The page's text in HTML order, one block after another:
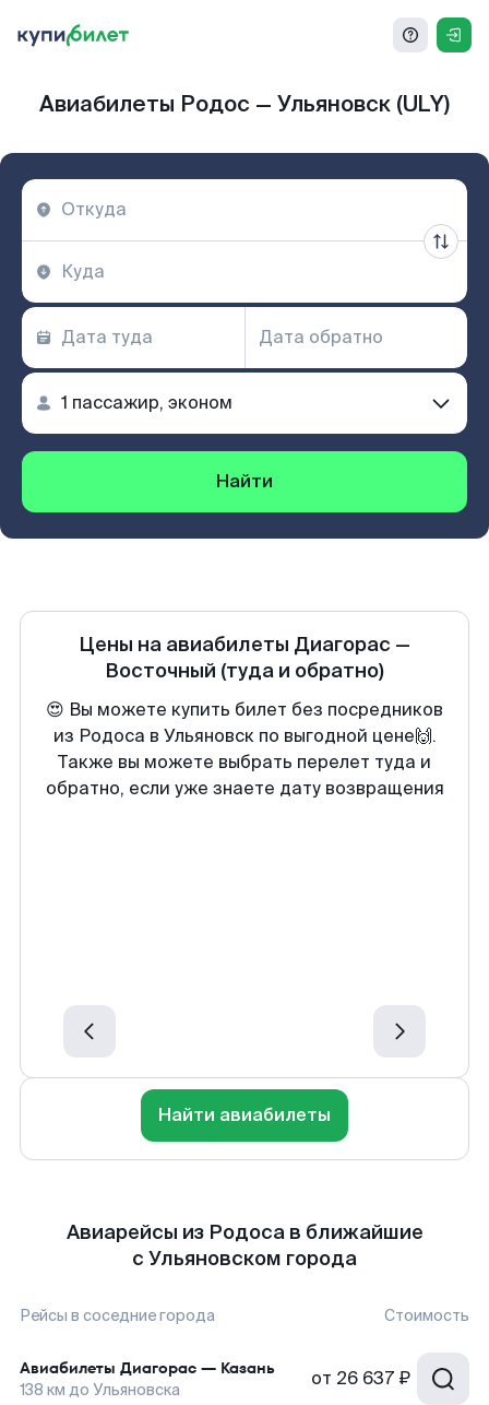
Авиабилеты Родос — Ульяновск (ULY)
Найти
Цены на авиабилеты Диагорас —
Восточный (туда и обратно)
😍 Вы можете купить билет без посредников
из Родоса в Ульяновск по выгодной цене🙌.
Также вы можете выбрать перелет туда и
обратно, если уже знаете дату возвращения
Найти авиабилеты
Авиарейсы из Родоса в ближайшие
с Ульяновском города
Рейсы в соседние города Стоимость
Авиабилеты Диагорас — Казань
138 км до Ульяновска от 26 637 ₽